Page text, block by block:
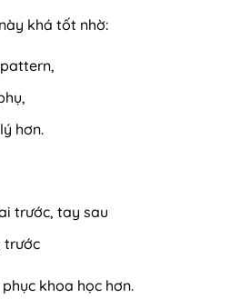
khá tốt nhờ:
hơn.
trước, tay sau
trước
khoa học hơn.